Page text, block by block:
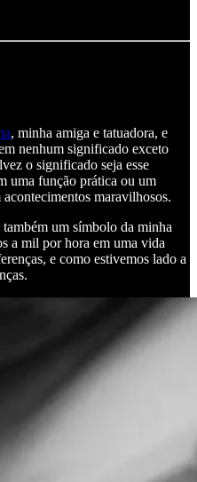
, minha amiga e tatuadora, e
nenhum significado exceto
o significado seja esse
uma função prática ou um
maravilhosos.
um símbolo da minha
a mil por hora em uma vida
e como estivemos lado a